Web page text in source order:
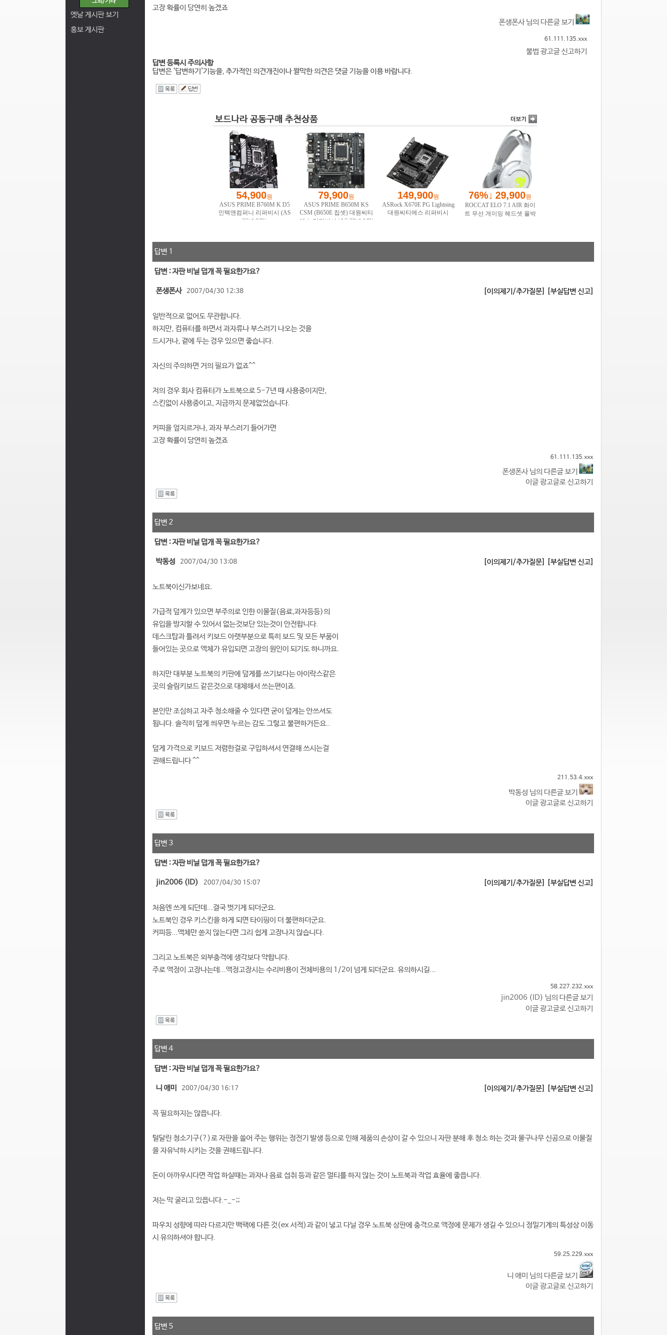
옛날 게시판 보기
홍보 게시판
고장 확률이 당연히 높겠죠
폰생폰사 님의 다른글 보기
61.111.135.xxx
불법 광고글 신고하기
답변 등록시 주의사항
답변은 '답변하기'기능을, 추가적인 의견개진이나 짤막한 의견은 댓글 기능을 이용 바랍니다.
답변 1
답변 : 자판 비닐 덥개 꼭 필요한가요?
폰생폰사 2007/04/30 12:38 [이의제기/추가질문] [부실답변 신고]
일반적으로 없어도 무관합니다.
하지만, 컴퓨터를 하면서 과자류나 부스러기 나오는 것을
드시거나, 곁에 두는 경우 있으면 좋습니다.
자신의 주의하면 거의 필요가 없죠^^
저의 경우 회사 컴퓨터가 노트북으로 5-7년 때 사용중이지만,
스킨없이 사용중이고, 지금까지 문제없었습니다.
커피을 엎지르거나, 과자 부스러기 들어가면
고장 확률이 당연히 높겠죠
61.111.135.xxx
폰생폰사 님의 다른글 보기
이글 광고글로 신고하기
답변 2
답변 : 자판 비닐 덥개 꼭 필요한가요?
박동성 2007/04/30 13:08 [이의제기/추가질문] [부실답변 신고]
노트북이신가보네요.
가급적 덮게가 있으면 부주의로 인한 이물질(음료,과자등등)의
유입을 방지할 수 있어서 없는것보단 있는것이 안전합니다.
데스크탑과 틀려서 키보드 아랫부분으로 특히 보드 및 모든 부품이
들어있는 곳으로 액체가 유입되면 고장의 원인이 되기도 하니까요.
하지만 대부분 노트북의 키판에 덮게를 쓰기보다는 아이락스같은
곳의 슬림키보드 같은것으로 대체해서 쓰는편이죠.
본인만 조심하고 자주 청소해줄 수 있다면 굳이 덮게는 안쓰셔도
됩니다. 솔직히 덮게 씌우면 누르는 감도 그렇고 불편하거든요..
덮게 가격으로 키보드 저렴한걸로 구입하셔서 연결해 쓰시는걸
권해드립니다 ^^
211.53.4.xxx
박동성 님의 다른글 보기
이글 광고글로 신고하기
답변 3
답변 : 자판 비닐 덥개 꼭 필요한가요?
jin2006 (ID) 2007/04/30 15:07 [이의제기/추가질문] [부실답변 신고]
처음엔 쓰게 되던데...결국 벗기게 되더군요.
노트북인 경우 키스킨을 하게 되면 타이핑이 더 불편하더군요.
커피등...액체만 쏟지 않는다면 그리 쉽게 고장나지 않습니다.
그리고 노트북은 외부충격에 생각보다 약합니다.
주로 액정이 고장나는데...액정고장시는 수리비용이 전체비용의 1/2이 넘게 되더군요. 유의하시길...
58.227.232.xxx
jin2006 (ID) 님의 다른글 보기
이글 광고글로 신고하기
답변 4
답변 : 자판 비닐 덥개 꼭 필요한가요?
니 애미 2007/04/30 16:17 [이의제기/추가질문] [부실답변 신고]
꼭 필요하지는 않읍니다.
털달린 청소기구(?)로 자판을 쓸어 주는 행위는 정전기 발생 등으로 인해 제품의 손상이 갈 수 있으니 자판 분해 후 청소 하는 것과 물구나무 신공으로 이물질
을 자유낙하 시키는 것을 권해드립니다.
돈이 아까우시다면 작업 하실때는 과자나 음료 섭취 등과 같은 멀티를 하지 않는 것이 노트북과 작업 효율에 좋읍니다.
저는 막 굴리고 있읍니다.-_-;;
파우치 성향에 따라 다르지만 백팩에 다른 것(ex 서적)과 같이 넣고 다닐 경우 노트북 상판에 충격으로 액정에 문제가 생길 수 있으니 정밀기계의 특성상 이동
시 유의하셔야 합니다.
59.25.229.xxx
니 애미 님의 다른글 보기
이글 광고글로 신고하기
답변 5